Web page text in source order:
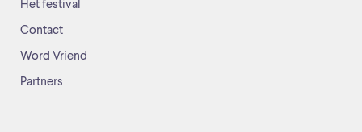
Het festival
Contact
Word Vriend
Partners